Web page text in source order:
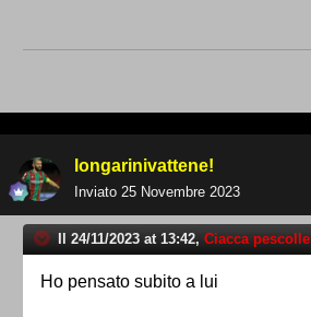
longarinivattene!
Inviato 25 Novembre 2023
Il 24/11/2023 at 13:42, Ciacca pescolle
Ho pensato subito a lui